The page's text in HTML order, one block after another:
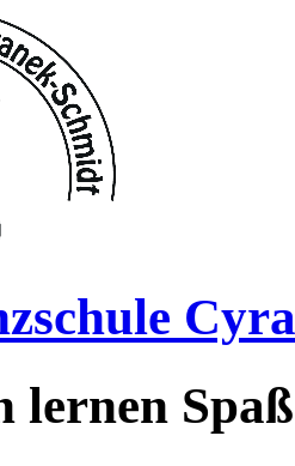
lernen